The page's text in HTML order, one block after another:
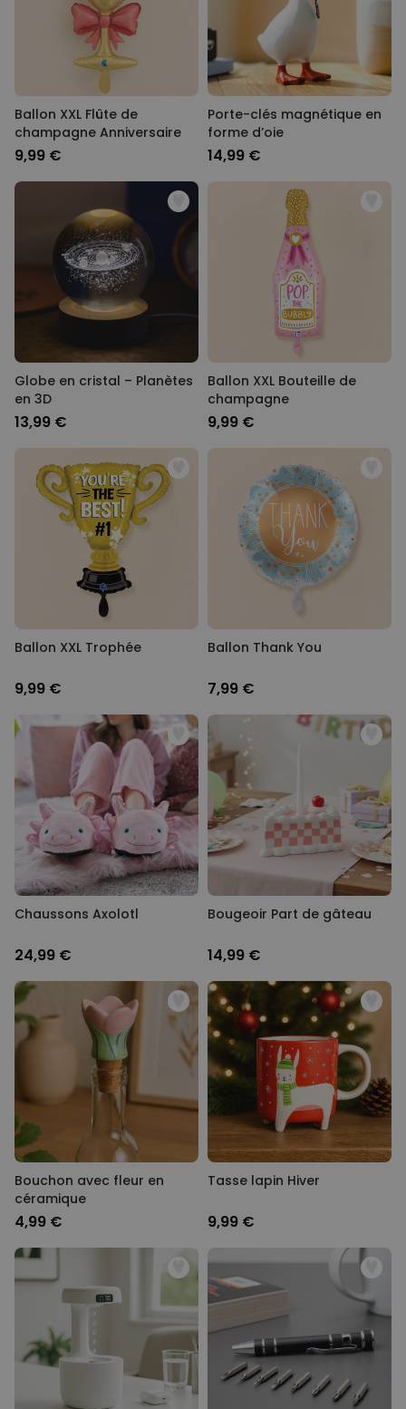
Personnalisable
Poster photo personnalisé
avec texte
plus de 400
exemplaires
vendus
29,99 €
Personnalisable
Chaussettes personnalisées
avec votre animal de
compagnie
plus de
exemplaires
19,99 €
Personnalisable
Tablier de cuisine
personnalisé Édition limitée
plus de 2.400
exemplaires
vendus
29,99 €
Ballon XXL Flûte de
champagne Anniversaire
9,99 €
Porte-clés magnétique en
forme d’oie
14,99 €
Globe en cristal – Planètes
en 3D
13,99 €
Ballon XXL Bouteille de
champagne
9,99 €
Ballon XXL Trophée
9,99 €
Ballon Thank You
7,99 €
Chaussons Axolotl
24,99 €
Bougeoir Part de gâteau
14,99 €
Bouchon avec fleur en
céramique
4,99 €
Tasse lapin Hiver
9,99 €